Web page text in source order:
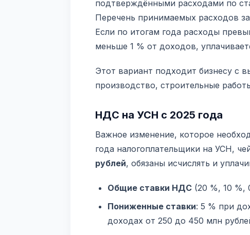
подтверждёнными расходами по
Перечень принимаемых расходов
Если по итогам года расходы
меньше 1 % от доходов,
Этот вариант подходит бизнесу с
производство, строительные
НДС на УСН с 2025 года
Важное изменение, которое
года налогоплательщики на УСН,
рублей, обязаны исчислять и
Общие ставки НДС (20 %, 10
Пониженные ставки: 5 % при
доходах от 250 до 450 млн